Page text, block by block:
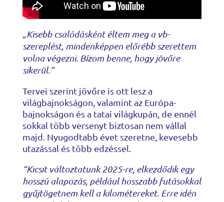
„Kisebb csalódásként éltem meg a vb-
szereplést, mindenképpen előrébb szerettem
volna végezni. Bízom benne, hogy jövőre
sikerül.”
Tervei szerint jövőre is ott lesz a
világbajnokságon, valamint az Európa-
bajnokságon és a tatai világkupán, de ennél
sokkal több versenyt biztosan nem vállal
majd. Nyugodtabb évet szeretne, kevesebb
utazással és több edzéssel.
“Kicsit változtatunk 2025-re, elkezdődik egy
hosszú alapozás, például hosszabb futásokkal
gyűjtögetnem kell a kilométereket. Erre idén